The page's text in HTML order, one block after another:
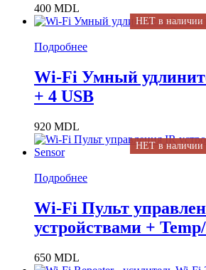
400 MDL
НЕТ в наличии
Подробнее
Wi-Fi Умный
+ 4 USB
920 MDL
НЕТ в наличии
Подробнее
Wi-Fi Пульт
устройствами +
650 MDL